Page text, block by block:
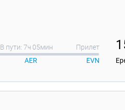
Прилет
EVN
В пути: 7ч 05мин
AER